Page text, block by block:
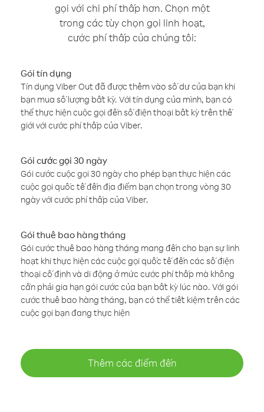
gọi với chi phí thấp hơn. Chọn một
trong các tùy chọn gọi linh hoạt,
cước phí thấp của chúng tôi:
Gói tín dụng
Tín dụng Viber Out đã được thêm vào số dư của bạn khi
bạn mua số lượng bất kỳ. Với tín dụng của mình, bạn có
thể thực hiện cuộc gọi đến số điện thoại bất kỳ trên thế
giới với cước phí thấp của Viber.
Gói cước gọi 30 ngày
Gói cước cuộc gọi 30 ngày cho phép bạn thực hiện các
cuộc gọi quốc tế đến địa điểm bạn chọn trong vòng 30
ngày với cước phí thấp của Viber.
Gói thuê bao hàng tháng
Gói cước thuê bao hàng tháng mang đến cho bạn sự linh
hoạt khi thực hiện các cuộc gọi quốc tế đến các số điện
thoại cố định và di động ở mức cước phí thấp mà không
cần phải gia hạn gói cước của bạn bất kỳ lúc nào. Với gói
cước thuê bao hàng tháng, bạn có thể tiết kiệm trên các
cuộc gọi bạn đang thực hiện
Thêm các điểm đến